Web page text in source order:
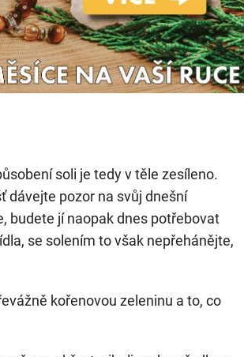
soli je tedy v těle zesíleno.
dávejte pozor na svůj dnešní
budete jí naopak dnes potřebovat
se solením to však nepřehánějte,
kořenovou zeleninu a to, co